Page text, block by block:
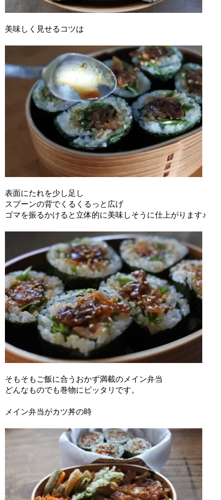
美味しく見せるコツは
表面にたれを少し足し
スプーンの背でくるくるっと広げ
ゴマを振るかけると立体的に美味しそうに仕上がります♪
そもそもご飯に合うおかず満載のメイン弁当
どんなものでも巻物にピッタリです。
メイン弁当がカツ丼の時